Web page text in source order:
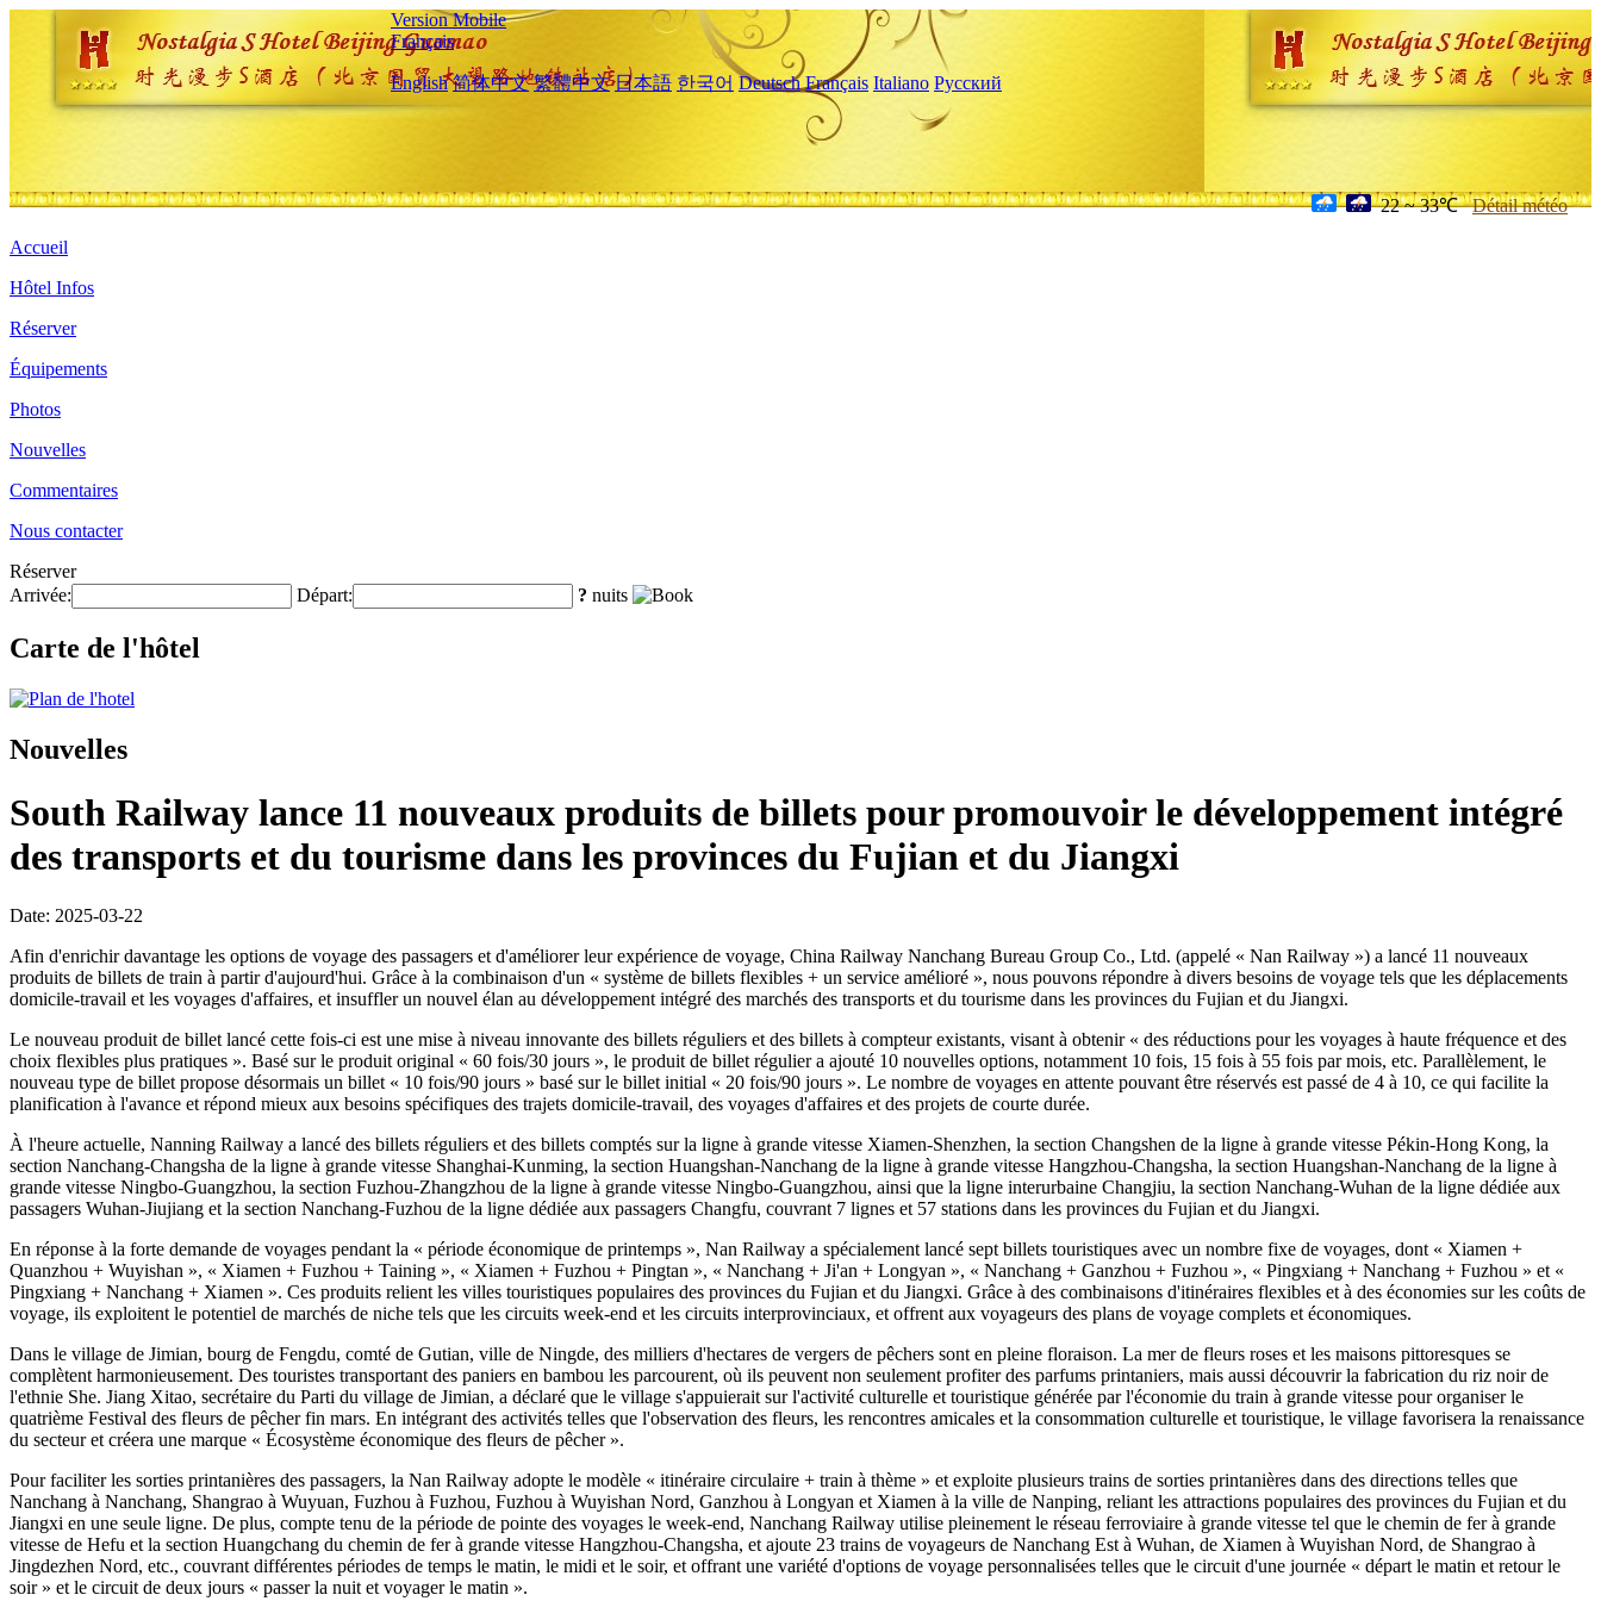
Version Mobile
Français
English 简体中文 繁體中文 日本語 한국어 Deutsch Français Italiano Русский
22 ~ 33℃ Détail météo
Accueil
Hôtel Infos
Réserver
Équipements
Photos
Nouvelles
Commentaires
Nous contacter
Réserver
Arrivée:
Départ: ? nuits
Carte de l'hôtel
Nouvelles
South Railway lance 11 nouveaux produits de billets pour promouvoir le développement intégré
des transports et du tourisme dans les provinces du Fujian et du Jiangxi
Date: 2025-03-22
Afin d'enrichir davantage les options de voyage des passagers et d'améliorer leur expérience de voyage, China Railway Nanchang Bureau Group Co., Ltd. (appelé « Nan Railway ») a lancé 11 nouveaux
produits de billets de train à partir d'aujourd'hui. Grâce à la combinaison d'un « système de billets flexibles + un service amélioré », nous pouvons répondre à divers besoins de voyage tels que les déplacements
domicile-travail et les voyages d'affaires, et insuffler un nouvel élan au développement intégré des marchés des transports et du tourisme dans les provinces du Fujian et du Jiangxi.
Le nouveau produit de billet lancé cette fois-ci est une mise à niveau innovante des billets réguliers et des billets à compteur existants, visant à obtenir « des réductions pour les voyages à haute fréquence et des
choix flexibles plus pratiques ». Basé sur le produit original « 60 fois/30 jours », le produit de billet régulier a ajouté 10 nouvelles options, notamment 10 fois, 15 fois à 55 fois par mois, etc. Parallèlement, le
nouveau type de billet propose désormais un billet « 10 fois/90 jours » basé sur le billet initial « 20 fois/90 jours ». Le nombre de voyages en attente pouvant être réservés est passé de 4 à 10, ce qui facilite la
planification à l'avance et répond mieux aux besoins spécifiques des trajets domicile-travail, des voyages d'affaires et des projets de courte durée.
À l'heure actuelle, Nanning Railway a lancé des billets réguliers et des billets comptés sur la ligne à grande vitesse Xiamen-Shenzhen, la section Changshen de la ligne à grande vitesse Pékin-Hong Kong, la
section Nanchang-Changsha de la ligne à grande vitesse Shanghai-Kunming, la section Huangshan-Nanchang de la ligne à grande vitesse Hangzhou-Changsha, la section Huangshan-Nanchang de la ligne à
grande vitesse Ningbo-Guangzhou, la section Fuzhou-Zhangzhou de la ligne à grande vitesse Ningbo-Guangzhou, ainsi que la ligne interurbaine Changjiu, la section Nanchang-Wuhan de la ligne dédiée aux
passagers Wuhan-Jiujiang et la section Nanchang-Fuzhou de la ligne dédiée aux passagers Changfu, couvrant 7 lignes et 57 stations dans les provinces du Fujian et du Jiangxi.
En réponse à la forte demande de voyages pendant la « période économique de printemps », Nan Railway a spécialement lancé sept billets touristiques avec un nombre fixe de voyages, dont « Xiamen +
Quanzhou + Wuyishan », « Xiamen + Fuzhou + Taining », « Xiamen + Fuzhou + Pingtan », « Nanchang + Ji'an + Longyan », « Nanchang + Ganzhou + Fuzhou », « Pingxiang + Nanchang + Fuzhou » et «
Pingxiang + Nanchang + Xiamen ». Ces produits relient les villes touristiques populaires des provinces du Fujian et du Jiangxi. Grâce à des combinaisons d'itinéraires flexibles et à des économies sur les coûts de
voyage, ils exploitent le potentiel de marchés de niche tels que les circuits week-end et les circuits interprovinciaux, et offrent aux voyageurs des plans de voyage complets et économiques.
Dans le village de Jimian, bourg de Fengdu, comté de Gutian, ville de Ningde, des milliers d'hectares de vergers de pêchers sont en pleine floraison. La mer de fleurs roses et les maisons pittoresques se
complètent harmonieusement. Des touristes transportant des paniers en bambou les parcourent, où ils peuvent non seulement profiter des parfums printaniers, mais aussi découvrir la fabrication du riz noir de
l'ethnie She. Jiang Xitao, secrétaire du Parti du village de Jimian, a déclaré que le village s'appuierait sur l'activité culturelle et touristique générée par l'économie du train à grande vitesse pour organiser le
quatrième Festival des fleurs de pêcher fin mars. En intégrant des activités telles que l'observation des fleurs, les rencontres amicales et la consommation culturelle et touristique, le village favorisera la renaissance
du secteur et créera une marque « Écosystème économique des fleurs de pêcher ».
Pour faciliter les sorties printanières des passagers, la Nan Railway adopte le modèle « itinéraire circulaire + train à thème » et exploite plusieurs trains de sorties printanières dans des directions telles que
Nanchang à Nanchang, Shangrao à Wuyuan, Fuzhou à Fuzhou, Fuzhou à Wuyishan Nord, Ganzhou à Longyan et Xiamen à la ville de Nanping, reliant les attractions populaires des provinces du Fujian et du
Jiangxi en une seule ligne. De plus, compte tenu de la période de pointe des voyages le week-end, Nanchang Railway utilise pleinement le réseau ferroviaire à grande vitesse tel que le chemin de fer à grande
vitesse de Hefu et la section Huangchang du chemin de fer à grande vitesse Hangzhou-Changsha, et ajoute 23 trains de voyageurs de Nanchang Est à Wuhan, de Xiamen à Wuyishan Nord, de Shangrao à
Jingdezhen Nord, etc., couvrant différentes périodes de temps le matin, le midi et le soir, et offrant une variété d'options de voyage personnalisées telles que le circuit d'une journée « départ le matin et retour le
soir » et le circuit de deux jours « passer la nuit et voyager le matin ».